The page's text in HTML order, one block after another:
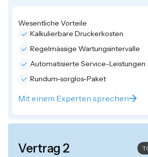
Wesentliche Vorteile
Kalkulierbare Druckerkosten
Regelmässige Wartungsintervalle
Automatisierte Service-Leistungen
Rundum-sorglos-Paket
Mit einem Experten sprechen
Vertrag 2